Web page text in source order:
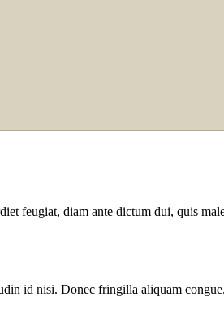
feugiat, diam ante dictum dui, quis
id nisi. Donec fringilla aliquam